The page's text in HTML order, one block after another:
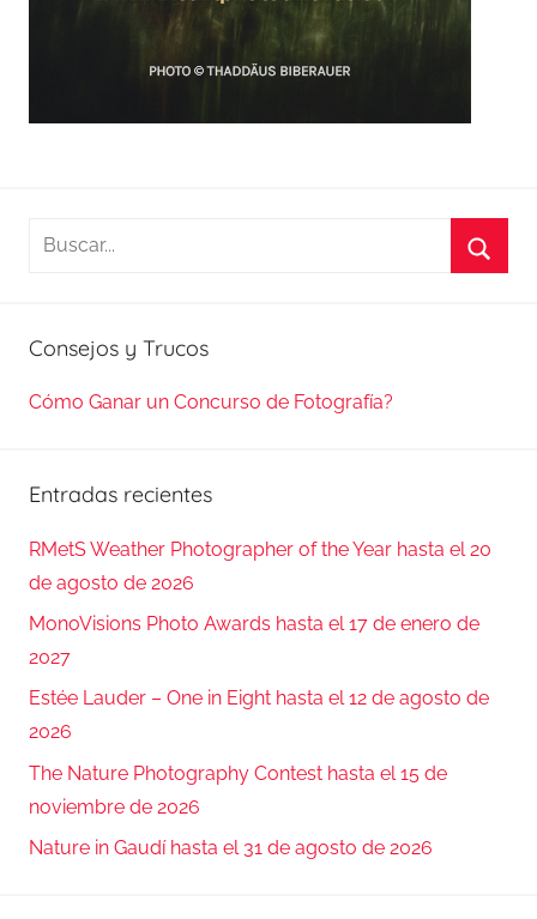
Buscar:
Consejos y Trucos
Cómo Ganar un Concurso de Fotografía?
Entradas recientes
RMetS Weather Photographer of the Year hasta el 20
de agosto de 2026
MonoVisions Photo Awards hasta el 17 de enero de
2027
Estée Lauder – One in Eight hasta el 12 de agosto de
2026
The Nature Photography Contest hasta el 15 de
noviembre de 2026
Nature in Gaudí hasta el 31 de agosto de 2026